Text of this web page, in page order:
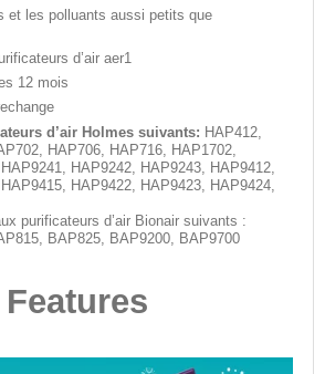
et les polluants aussi petits que
d’air aer1
12 mois
d’air Holmes suivants: HAP412,
HAP706, HAP716, HAP1702,
HAP9242, HAP9243, HAP9412,
HAP9422, HAP9423, HAP9424,
purificateurs d’air Bionair suivants :
BAP825, BAP9200, BAP9700
Features